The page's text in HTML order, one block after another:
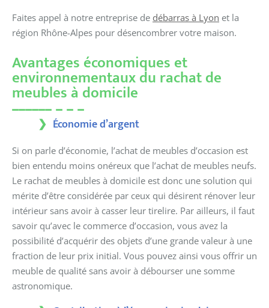
Faites appel à notre entreprise de débarras à Lyon et la
région Rhône-Alpes pour désencombrer votre maison.
Avantages économiques et
environnementaux du rachat de
meubles à domicile
Économie d’argent
Si on parle d’économie, l’achat de meubles d’occasion est
bien entendu moins onéreux que l’achat de meubles neufs.
Le rachat de meubles à domicile est donc une solution qui
mérite d’être considérée par ceux qui désirent rénover leur
intérieur sans avoir à casser leur tirelire. Par ailleurs, il faut
savoir qu’avec le commerce d’occasion, vous avez la
possibilité d’acquérir des objets d’une grande valeur à une
fraction de leur prix initial. Vous pouvez ainsi vous offrir un
meuble de qualité sans avoir à débourser une somme
astronomique.